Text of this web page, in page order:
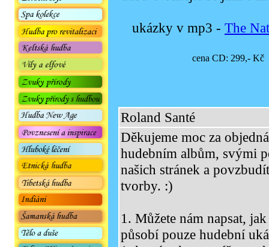
ukázky v mp3 - The
cena CD: 299,-
Roland Santé
Děkujeme moc za
hudebním albům, svými
našich stránek a
tvorby. :)
1. Můžete nám napsat,
působí pouze hudební